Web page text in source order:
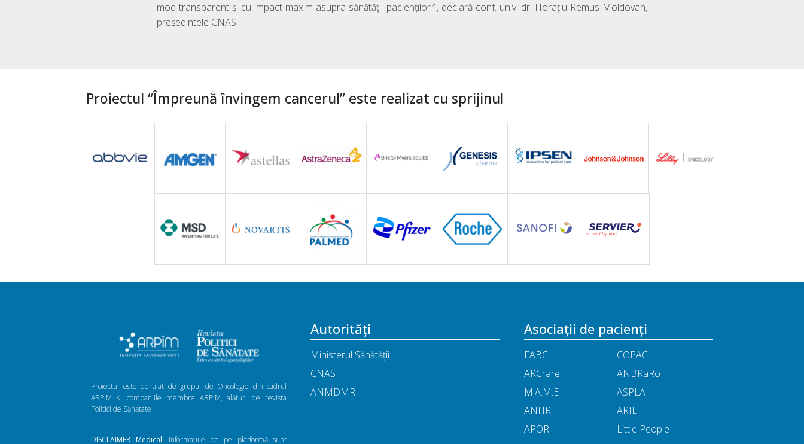
mod transparent și cu impact maxim asupra sănătății pacienților”, declară conf. univ. dr. Horațiu-Remus Moldovan,
președintele CNAS.
Proiectul “Împreună învingem cancerul” este realizat cu sprijinul
Proiectul este derulat de grupul de Oncologie din cadrul
ARPIM și companiile membre ARPIM, alături de revista
Politici de Sănătate
DISCLAIMER Medical: Informațiile de pe platformă sunt
Autorități
Ministerul Sănătății
CNAS
ANMDMR
Asociații de pacienți
FABC
COPAC
ARCrare
ANBRaRo
M.A.M.E
ASPLA
ANHR
ARIL
APOR
Little People